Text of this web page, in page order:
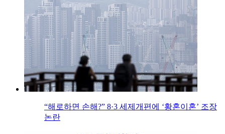
“해로하면 손해?” 8·3 세제개편에 ‘황혼이혼’ 조장
논란